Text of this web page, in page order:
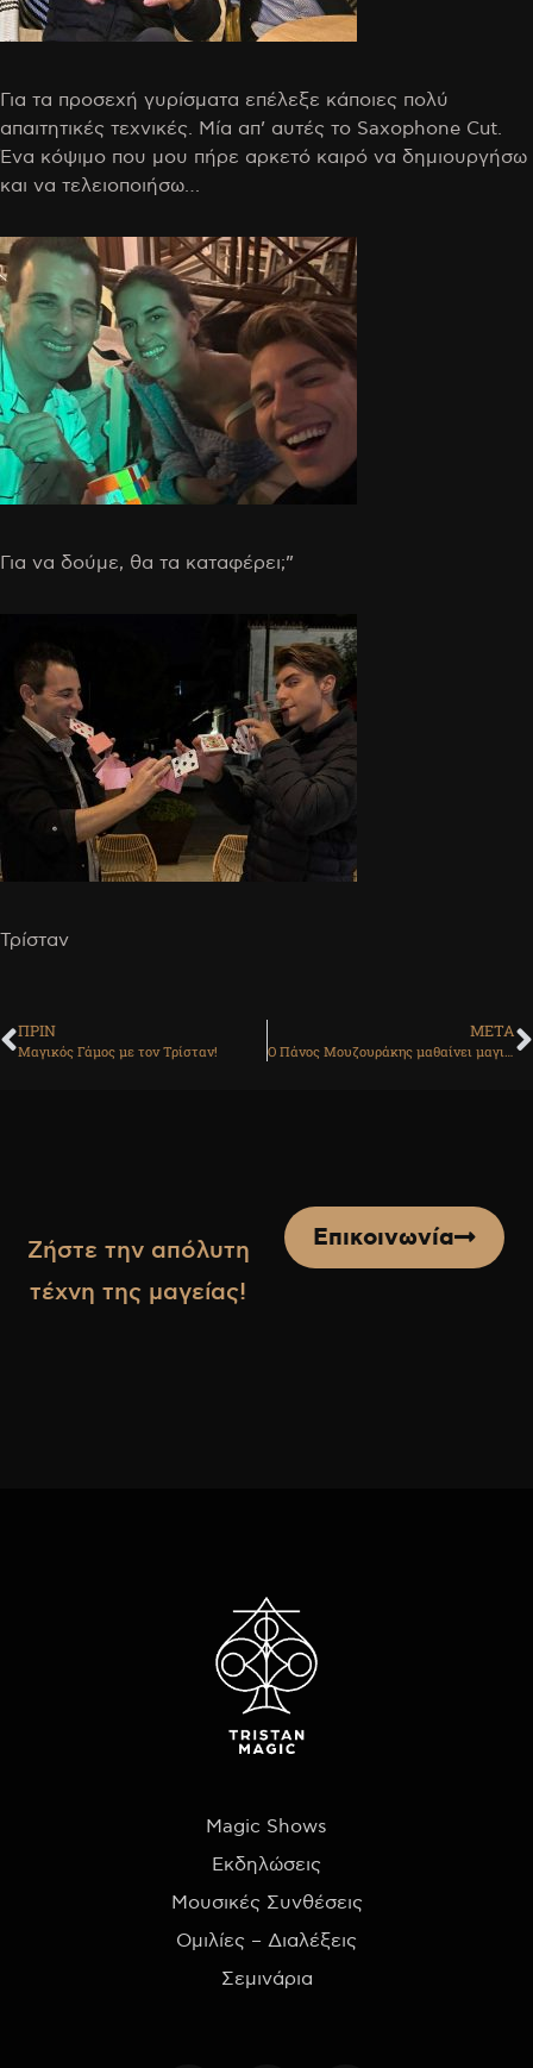
Για τα προσεχή γυρίσματα επέλεξε κάποιες πολύ
απαιτητικές τεχνικές. Μία απ’ αυτές το Saxophone Cut.
Ένα κόψιμο που μου πήρε αρκετό καιρό να δημιουργήσω
και να τελειοποιήσω…
Για να δούμε, θα τα καταφέρει;”
Τρίσταν
ΠΡΙΝ
Μαγικός Γάμος με τον Τρίσταν!
ΜΕΤΑ
Ο Πάνος Μουζουράκης μαθαίνει μαγικά κόλπα!
Ζήστε την απόλυτη
τέχνη της μαγείας!
Επικοινωνία
Magic Shows
Εκδηλώσεις
Μουσικές Συνθέσεις
Ομιλίες – Διαλέξεις
Σεμινάρια